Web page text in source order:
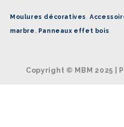
Moulures décoratives ,
marbre , Panneaux effet bois.
Copyright © MBM 2025 |